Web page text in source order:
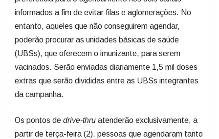
informados a fim de evitar filas e aglomerações. No
entanto, aqueles que não conseguirem agendar,
poderão procurar as unidades básicas de saúde
(UBSs), que oferecem o imunizante, para serem
vacinados. Serão enviadas diariamente 1,5 mil doses
extras que serão divididas entre as UBSs integrantes
da campanha.
Os pontos de drive-thru atenderão exclusivamente, a
partir de terça-feira (2), pessoas que agendaram tanto